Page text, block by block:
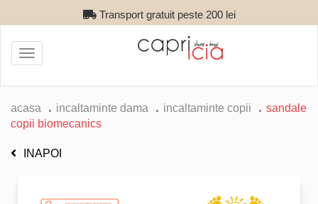
Transport gratuit peste 200 lei
Toggle
navigation
acasa incaltaminte dama incaltaminte copii
sandale
copii biomecanics
INAPOI